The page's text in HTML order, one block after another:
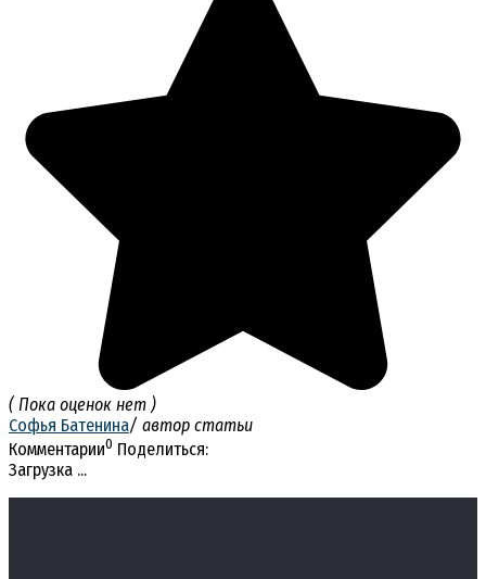
( Пока оценок нет )
Софья Батенина/ автор статьи
Комментарии0 Поделиться:
Загрузка ...